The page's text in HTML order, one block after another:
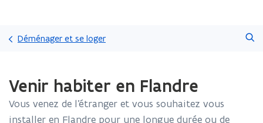
Déménager et se loger
une
terminé.
Vous
vous
trouvez
Venir habiter en Flandre
Vous venez de l’étranger et vous souhaitez vous
installer en Flandre pour une longue durée ou de